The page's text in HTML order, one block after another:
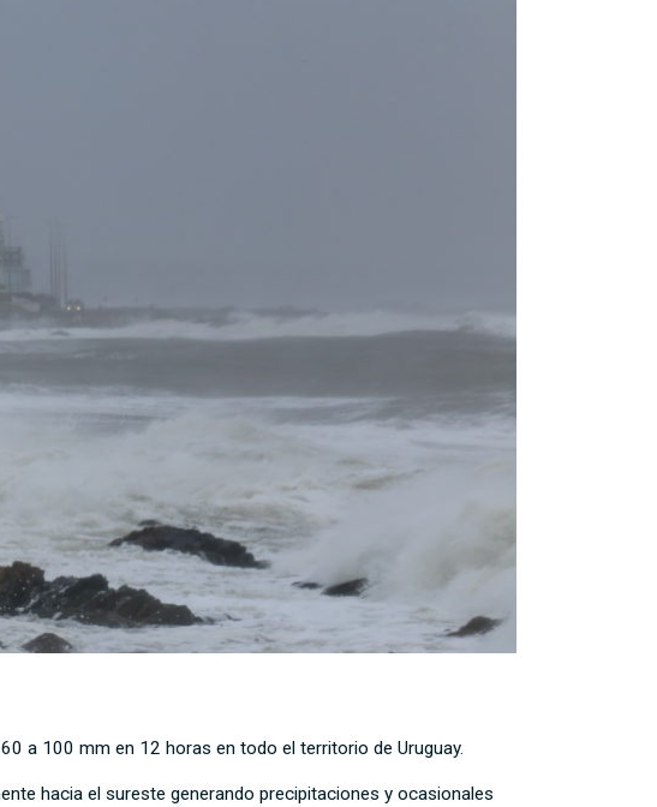
a 100 mm en 12 horas en todo el territorio de Uruguay.
hacia el sureste generando precipitaciones y ocasionales